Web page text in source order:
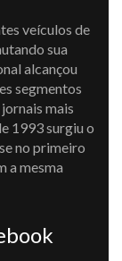
veículos de
sua
alcançou
segmentos
mais
1993 surgiu o
no primeiro
a mesma